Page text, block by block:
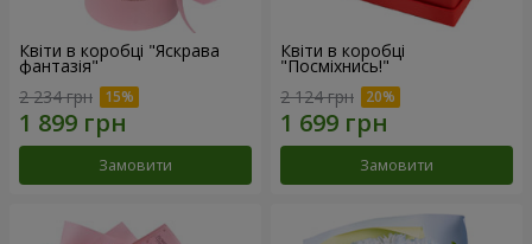
Квіти в коробці "Яскрава
фантазія"
2 234 грн
Замовити
Квіти в коробці
"Посміхнись!"
2 124 грн
Замовити